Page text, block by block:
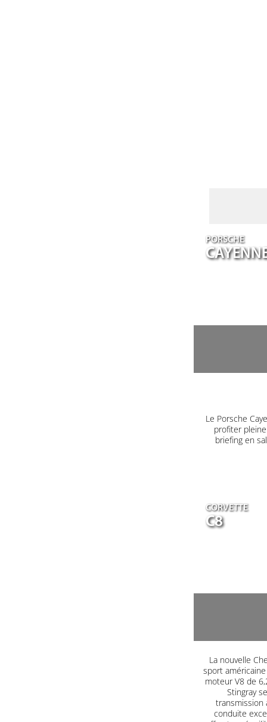
PORSCHE
Le Porsche
profiter
briefing en
CORVETTE
C8
La nouvelle
sport
moteur V8 de
Stingray
transmission
conduite